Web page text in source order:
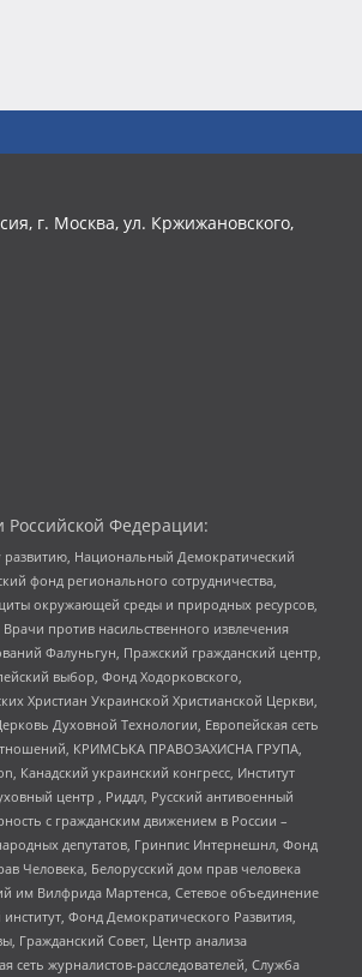
г. Москва, ул. Кржижановского,
Федерации:
Национальный Демократический
фонд регионального сотрудничества,
окружающей среды и природных ресурсов,
против насильственного извлечения
Фалуньгун, Пражский гражданский центр,
выбор, Фонд Ходорковского,
Христиан Украинской Христианской Церкви,
Духовной Технологии, Европейская сеть
КРИМСЬКА ПРАВОЗАХИСНА ГРУПА,
украинский конгресс, Институт
центр , Риддл, Русский антивоенный
с гражданским движением в России –
депутатов, Гринпис Интернешнл, Фонд
Человека, Белорусский дом прав человека
им Вилфрида Мартенса, Сетевое объединение
Фонд Демократического Развития,
Гражданский Совет, Центр анализа
сеть журналистов-расследователей, Служба